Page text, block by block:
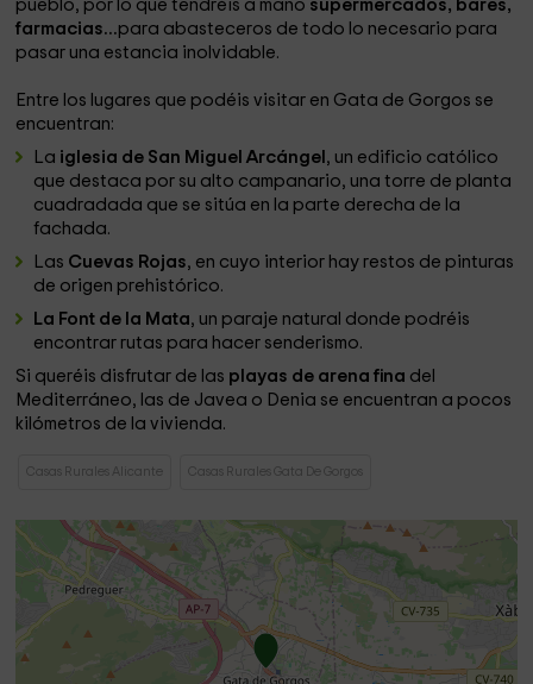
pueblo, por lo que tendréis a mano supermercados, bares,
farmacias...para abasteceros de todo lo necesario para
pasar una estancia inolvidable.
Entre los lugares que podéis visitar en Gata de Gorgos se
encuentran:
La iglesia de San Miguel Arcángel , un edificio católico
que destaca por su alto campanario, una torre de planta
cuadradada que se sitúa en la parte derecha de la
fachada.
Las Cuevas Rojas, en cuyo interior hay restos de pinturas
de origen prehistórico.
La Font de la Mata, un paraje natural donde podréis
encontrar rutas para hacer senderismo.
Si queréis disfrutar de las playas de arena fina del
Mediterráneo, las de Javea o Denia se encuentran a pocos
kilómetros de la vivienda.
Casas Rurales Alicante Casas Rurales Gata De Gorgos